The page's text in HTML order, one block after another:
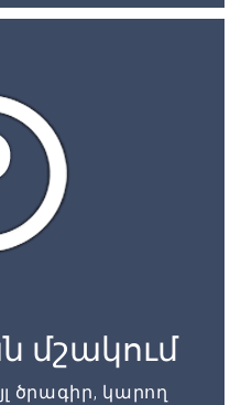
մշակում
ծրագիր, կարող